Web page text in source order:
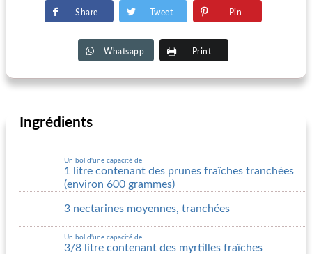
Share Tweet Pin
Whatsapp Print
Ingrédients
Un bol d'une capacité de
1 litre contenant des prunes fraîches tranchées
(environ 600 grammes)
3 nectarines moyennes, tranchées
Un bol d'une capacité de
3/8 litre contenant des myrtilles fraîches